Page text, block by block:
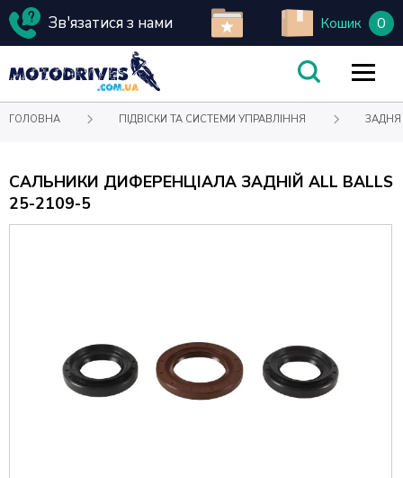
Зв'язатися з нами Кошик 0
ГОЛОВНА ПІДВІСКИ ТА СИСТЕМИ УПРАВЛІННЯ ЗАДНЯ
САЛЬНИКИ ДИФЕРЕНЦІАЛА ЗАДНІЙ ALL BALLS
25-2109-5